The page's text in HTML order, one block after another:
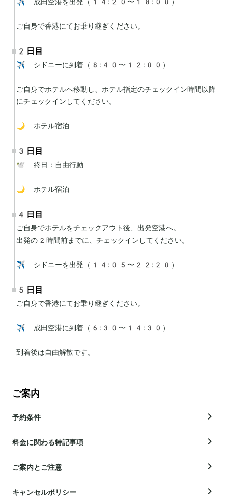
ご自身で香港にてお乗り継ぎください。
2日目
✈️ シドニーに到着（8:40〜12:00）
ご自身でホテルへ移動し、ホテル指定のチェックイン時間以降
にチェックインしてください。
🌙 ホテル宿泊
3日目
🕊 終日：自由行動
🌙 ホテル宿泊
4日目
ご自身でホテルをチェックアウト後、出発空港へ。
出発の2時間前までに、チェックインしてください。
✈️ シドニーを出発（14:05〜22:20）
5日目
ご自身で香港にてお乗り継ぎください。
✈️ 成田空港に到着（6:30〜14:30）
到着後は自由解散です。
ご案内
予約条件
料金に関わる特記事項
ご案内とご注意
キャンセルポリシー